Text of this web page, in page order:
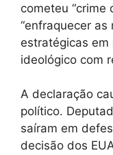
cometeu “crime
“enfraquecer
estratégicas
ideológico com
A declaração
político.
saíram em
decisão dos